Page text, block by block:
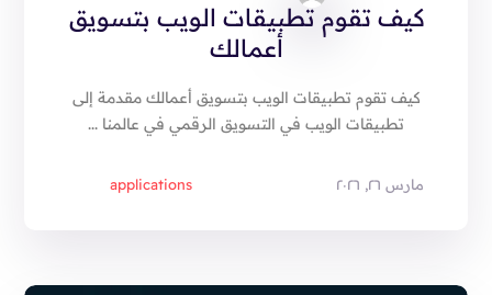
كيف تقوم تطبيقات الويب بتسويق
أعمالك
applications مارس ٢٦, ٢٠٢٦
كيف تقوم تطبيقات الويب بتسويق أعمالك مقدمة إلى
تطبيقات الويب في التسويق الرقمي في عالمنا ...